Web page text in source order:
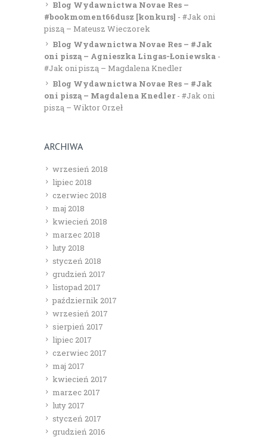
Blog Wydawnictwa Novae Res –
#bookmoment66dusz [konkurs] - #Jak oni
piszą – Mateusz Wieczorek
Blog Wydawnictwa Novae Res – #Jak
oni piszą – Agnieszka Lingas-Łoniewska -
#Jak oni piszą – Magdalena Knedler
Blog Wydawnictwa Novae Res – #Jak
oni piszą – Magdalena Knedler- #Jak oni
piszą – Wiktor Orzeł
ARCHIWA
wrzesień 2018
lipiec 2018
czerwiec 2018
maj 2018
kwiecień 2018
marzec 2018
luty 2018
styczeń 2018
grudzień 2017
listopad 2017
październik 2017
wrzesień 2017
sierpień 2017
lipiec 2017
czerwiec 2017
maj 2017
kwiecień 2017
marzec 2017
luty 2017
styczeń 2017
grudzień 2016